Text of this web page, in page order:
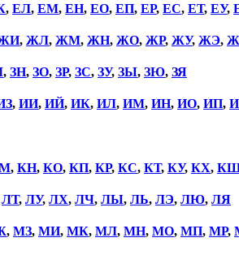
, ЕЛ, ЕМ, ЕН, ЕО, ЕП, ЕР, ЕС, ЕТ, ЕУ,
, ЖЛ, ЖМ, ЖН, ЖО, ЖР, ЖУ, ЖЭ,
, ЗН, ЗО, ЗР, ЗС, ЗУ, ЗЫ, ЗЮ, ЗЯ
, ИИ, ИЙ, ИК, ИЛ, ИМ, ИН, ИО, ИП,
, КН, КО, КП, КР, КС, КТ, КУ, КХ,
ЛТ, ЛУ, ЛХ, ЛЧ, ЛЫ, ЛЬ, ЛЭ, ЛЮ, ЛЯ
, МЗ, МИ, МК, МЛ, МН, МО, МП, МР,